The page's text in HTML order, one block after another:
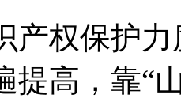
产权保护
提高，靠“